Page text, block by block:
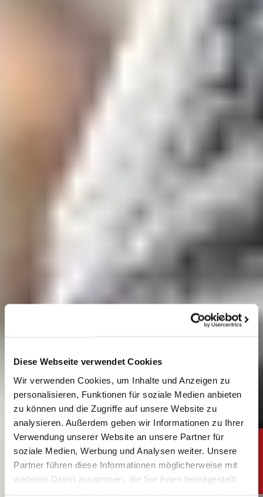
Diese Webseite verwendet Cookies
Wir verwenden Cookies, um Inhalte und Anzeigen zu
personalisieren, Funktionen für soziale Medien anbieten
zu können und die Zugriffe auf unsere Website zu
analysieren. Außerdem geben wir Informationen zu Ihrer
Verwendung unserer Website an unsere Partner für
soziale Medien, Werbung und Analysen weiter. Unsere
Partner führen diese Informationen möglicherweise mit
weiteren Daten zusammen, die Sie ihnen bereitgestellt